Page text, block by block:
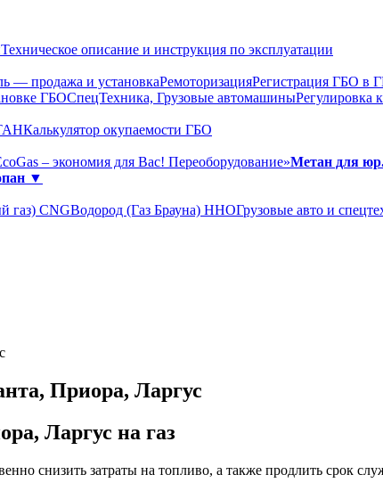
Техническое описание и инструкция по эксплуатации
— продажа и установкаРемоторизацияРегистрация ГБО в
ГБОСпецТехника, Грузовые автомашиныРегулировка
Калькулятор окупаемости ГБО
– экономия для Вас! Переоборудование»Метан для
▼
газ) CNGВодород (Газ Брауна) ННОГрузовые авто и
Приора, Ларгус
Ларгус на газ
снизить затраты на топливо, а также продлить срок